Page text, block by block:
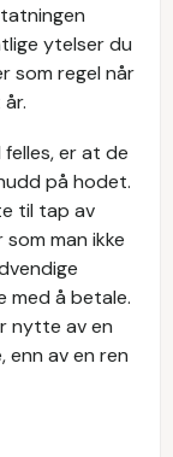
ytelser du
som regel når
er at de
på hodet.
til tap av
man ikke
med å betale.
nytte av en
enn av en ren